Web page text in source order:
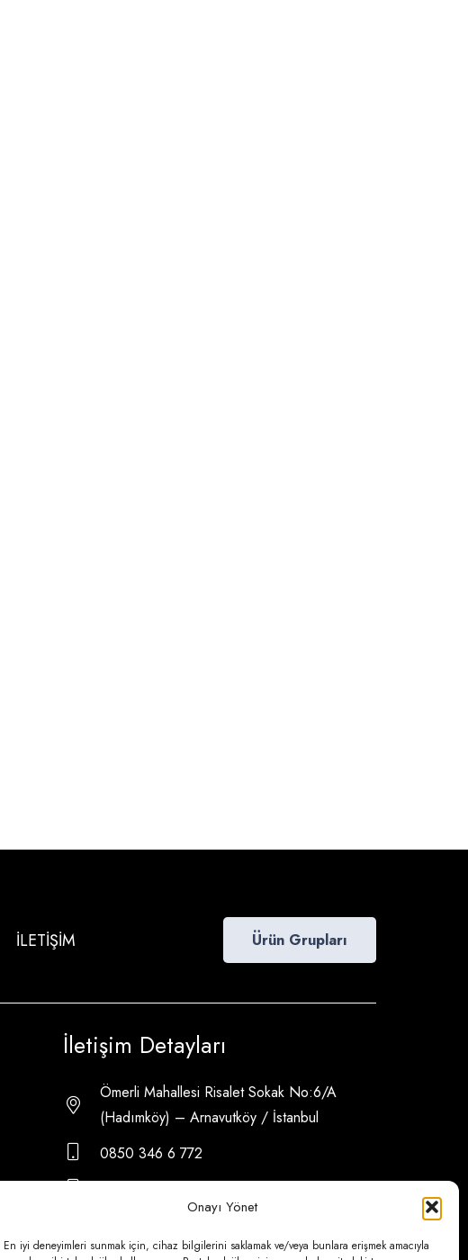
Onayı Yönet
En iyi deneyimleri sunmak için, cihaz bilgilerini saklamak ve/veya bunlara erişmek amacıyla
İLETİŞİM Ürün Grupları
İletişim Detayları
Ömerli Mahallesi Risalet Sokak No:6/A
(Hadımköy) – Arnavutköy / İstanbul
0850 346 6 772